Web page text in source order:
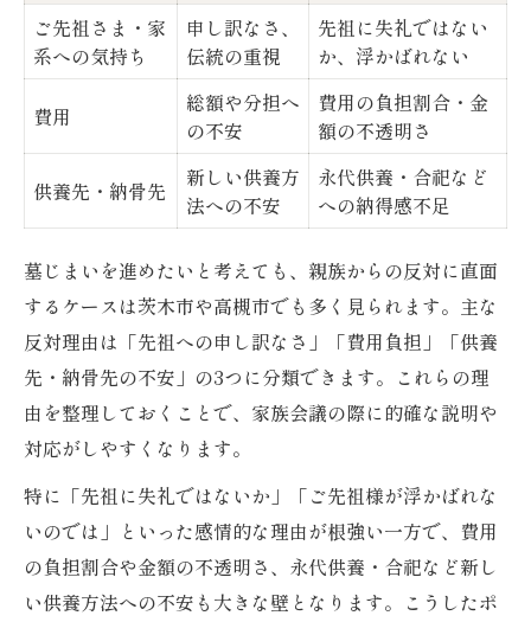
費用分担パターン比較表で納得
見積もり取得のポイントを押さえる
親族間の役割分担トラブル回避術
均等・相続割合など分担方法の違い
話し合いで使える費用説明フレーズ
供養先や永代供養の不安を安心に変える方法
納骨先選びの比較ポイント早見表
永代供養が選ばれる理由を解説
親族が安心できる供養先説明例
合祀・納骨堂の特徴と注意点
供養先不安を解消する進め方
意見が割れた時の墓じまい合意形成ポイント
合意形成の段階別チェックリスト
意見対立時の冷静な進め方とは
書面化が有効な理由と注意点
ご先祖さま・家
系への気持ち
申し訳なさ、
伝統の重視
先祖に失礼ではない
か、浮かばれない
費用
総額や分担へ
の不安
費用の負担割合・金
額の不透明さ
供養先・納骨先
新しい供養方
法への不安
永代供養・合祀など
への納得感不足
墓じまいを進めたいと考えても、親族からの反対に直面
するケースは茨木市や高槻市でも多く見られます。主な
反対理由は「先祖への申し訳なさ」「費用負担」「供養
先・納骨先の不安」の3つに分類できます。これらの理
由を整理しておくことで、家族会議の際に的確な説明や
対応がしやすくなります。
特に「先祖に失礼ではないか」「ご先祖様が浮かばれな
いのでは」といった感情的な理由が根強い一方で、費用
の負担割合や金額の不透明さ、永代供養・合祀など新し
い供養方法への不安も大きな壁となります。こうしたポ